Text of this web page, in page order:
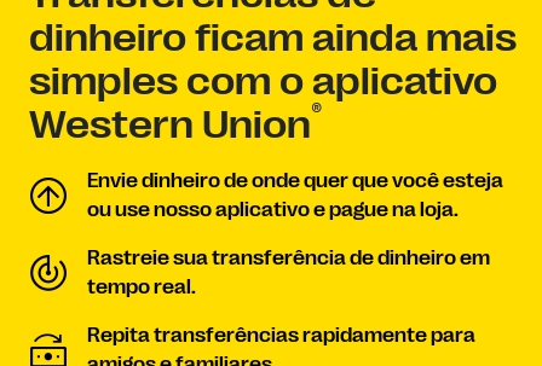
dinheiro ficam ainda mais
simples com o aplicativo
Western Union®
Envie dinheiro de onde quer que você esteja
ou use nosso aplicativo e pague na loja.
Rastreie sua transferência de dinheiro em
tempo real.
Repita transferências rapidamente para